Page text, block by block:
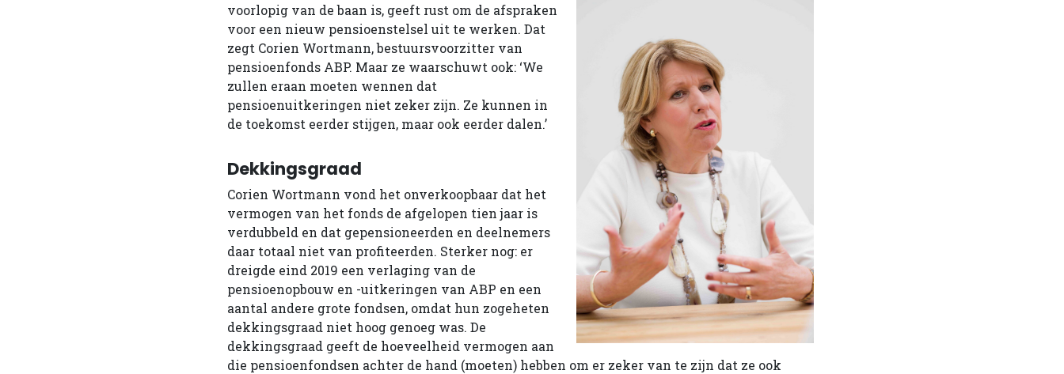
voorlopig van de baan is, geeft rust om de afspraken
voor een nieuw pensioenstelsel uit te werken. Dat
zegt Corien Wortmann, bestuursvoorzitter van
pensioenfonds ABP. Maar ze waarschuwt ook: ‘We
zullen eraan moeten wennen dat
pensioenuitkeringen niet zeker zijn. Ze kunnen in
de toekomst eerder stijgen, maar ook eerder dalen.’
Dekkingsgraad
Corien Wortmann vond het onverkoopbaar dat het
vermogen van het fonds de afgelopen tien jaar is
verdubbeld en dat gepensioneerden en deelnemers
daar totaal niet van profiteerden. Sterker nog: er
dreigde eind 2019 een verlaging van de
pensioenopbouw en -uitkeringen van ABP en een
aantal andere grote fondsen, omdat hun zogeheten
dekkingsgraad niet hoog genoeg was. De
dekkingsgraad geeft de hoeveelheid vermogen aan
die pensioenfondsen achter de hand (moeten) hebben om er zeker van te zijn dat ze ook